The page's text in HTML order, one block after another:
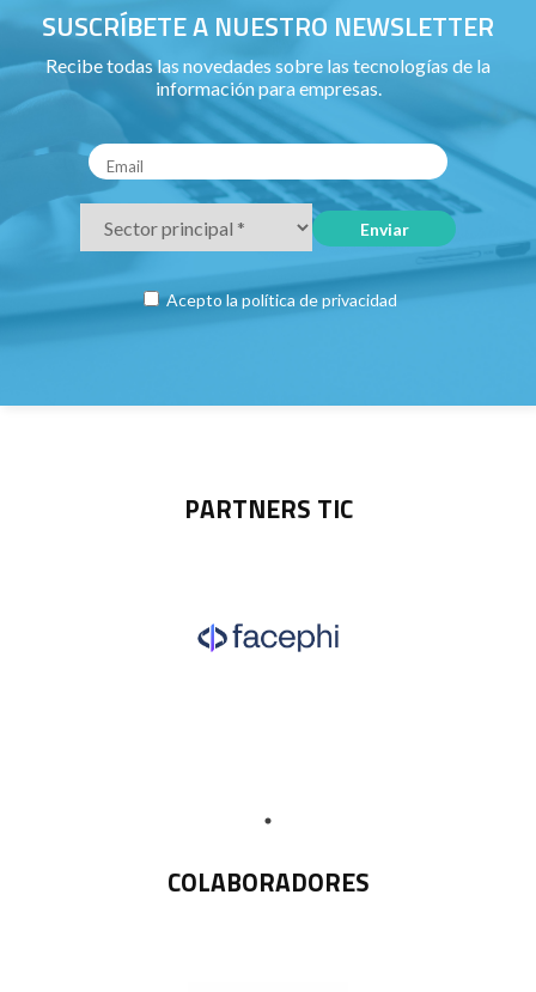
SUSCRÍBETE A NUESTRO NEWSLETTER
Recibe todas las novedades sobre las tecnologías de la
información para empresas.
Acepto la política de privacidad
PARTNERS TIC
COLABORADORES